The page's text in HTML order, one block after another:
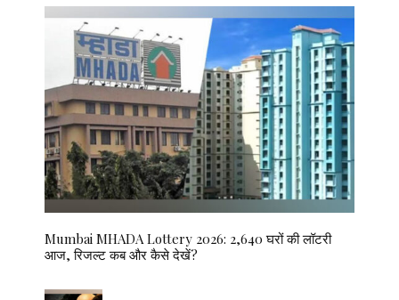
Mumbai MHADA Lottery 2026: 2,640 घरों की लॉटरी
आज, रिजल्ट कब और कैसे देखें?